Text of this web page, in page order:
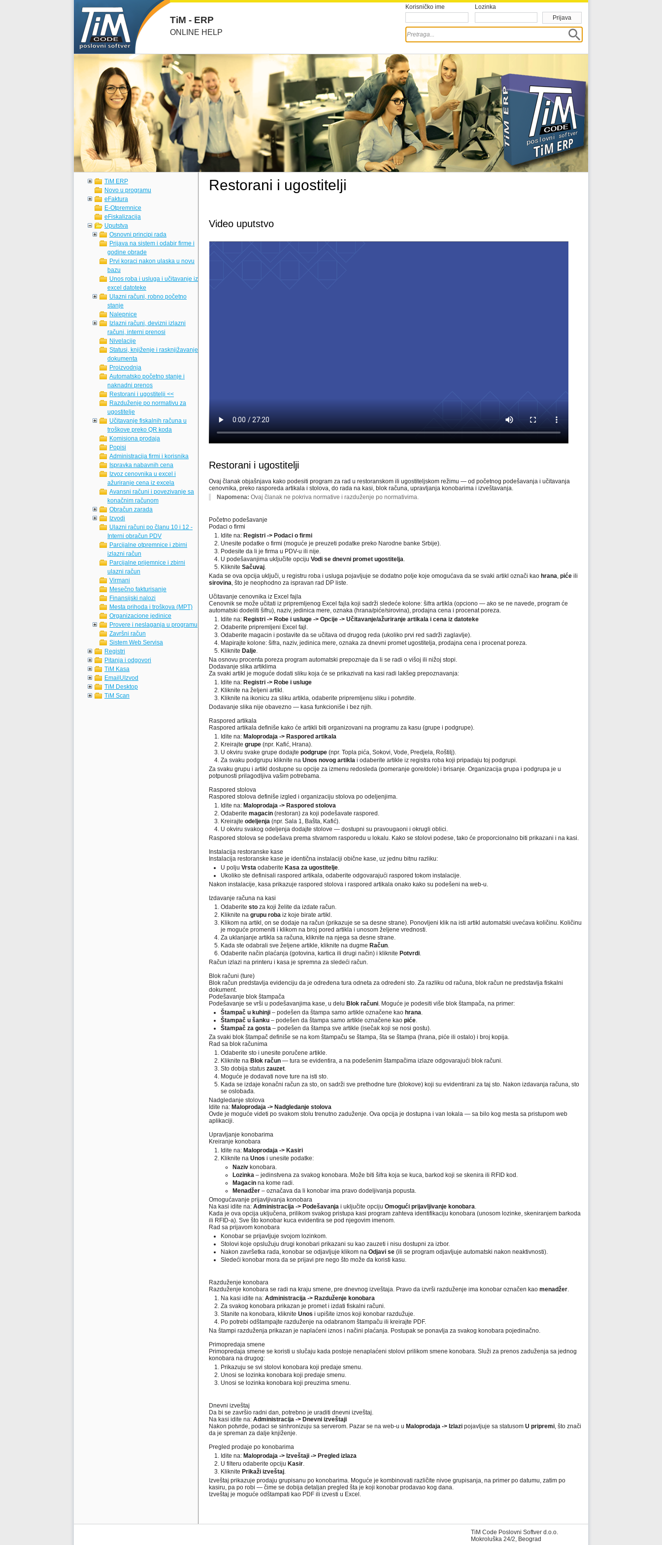
Korisničko ime Lozinka
TiM - ERP Prijava
ONLINE HELP
TiM ERP
Novo u programu
eFaktura
E-Otpremnice
eFiskalizacija
Uputstva
Osnovni principi rada
Prijava na sistem i odabir firme i
godine obrade
Prvi koraci nakon ulaska u novu
bazu
Unos roba i usluga i učitavanje iz
excel datoteke
Ulazni računi, robno početno
stanje
Nalepnice
Izlazni računi, devizni izlazni
računi, interni prenosi
Nivelacije
Statusi, knjiženje i rasknjižavanje
dokumenta
Proizvodnja
Automatsko početno stanje i
naknadni prenos
Restorani i ugostitelji <<
Razduženje po normativu za
ugostitelje
Učitavanje fiskalnih računa u
troškove preko QR koda
Komisiona prodaja
Popisi
Administracija firmi i korisnika
Ispravka nabavnih cena
Izvoz cenovnika u excel i
ažuriranje cena iz excela
Avansni računi i povezivanje sa
konačnim računom
Obračun zarada
Izvodi
Ulazni računi po članu 10 i 12 -
Interni obračun PDV
Parcijalne otpremnice i zbirni
izlazni račun
Parcijalne prijemnice i zbirni
ulazni račun
Virmani
Mesečno fakturisanje
Finansijski nalozi
Mesta prihoda i troškova (MPT)
Organizacione jedinice
Provere i neslaganja u programu
Završni račun
Sistem Web Servisa
Registri
Pitanja i odgovori
TiM Kasa
EmailUIzvod
TiM Desktop
TiM Scan
Restorani i ugostitelji
Video uputstvo
Restorani i ugostitelji
Ovaj članak objašnjava kako podesiti program za rad u restoranskom ili ugostiteljskom režimu — od početnog podešavanja i učitavanja
cenovnika, preko rasporeda artikala i stolova, do rada na kasi, blok računa, upravljanja konobarima i izveštavanja.
Napomena: Ovaj članak ne pokriva normative i razduženje po normativima.
Početno podešavanje
Podaci o firmi
Idite na: Registri -> Podaci o firmi
Unesite podatke o firmi (moguće je preuzeti podatke preko Narodne banke Srbije).
Podesite da li je firma u PDV-u ili nije.
U podešavanjima uključite opciju Vodi se dnevni promet ugostitelja.
Kliknite Sačuvaj.
Kada se ova opcija uključi, u registru roba i usluga pojavljuje se dodatno polje koje omogućava da se svaki artikl označi kao hrana, piće ili
sirovina, što je neophodno za ispravan rad DP liste.
Učitavanje cenovnika iz Excel fajla
Cenovnik se može učitati iz pripremljenog Excel fajla koji sadrži sledeće kolone: šifra artikla (opciono — ako se ne navede, program će
automatski dodeliti šifru), naziv, jedinica mere, oznaka (hrana/piće/sirovina), prodajna cena i procenat poreza.
Idite na: Registri -> Robe i usluge -> Opcije -> Učitavanje/ažuriranje artikala i cena iz datoteke
Odaberite pripremljeni Excel fajl.
Odaberite magacin i postavite da se učitava od drugog reda (ukoliko prvi red sadrži zaglavlje).
Mapirajte kolone: šifra, naziv, jedinica mere, oznaka za dnevni promet ugostitelja, prodajna cena i procenat poreza.
Kliknite Dalje.
Na osnovu procenta poreza program automatski prepoznaje da li se radi o višoj ili nižoj stopi.
Dodavanje slika artiklima
Za svaki artikl je moguće dodati sliku koja će se prikazivati na kasi radi lakšeg prepoznavanja:
Idite na: Registri -> Robe i usluge
Kliknite na željeni artikl.
Kliknite na ikonicu za sliku artikla, odaberite pripremljenu sliku i potvrdite.
Dodavanje slika nije obavezno — kasa funkcioniše i bez njih.
Raspored artikala
Raspored artikala definiše kako će artikli biti organizovani na programu za kasu (grupe i podgrupe).
Idite na: Maloprodaja -> Raspored artikala
Kreirajte grupe (npr. Kafić, Hrana).
U okviru svake grupe dodajte podgrupe (npr. Topla pića, Sokovi, Vode, Predjela, Roštilj).
Za svaku podgrupu kliknite na Unos novog artikla i odaberite artikle iz registra roba koji pripadaju toj podgrupi.
Za svaku grupu i artikl dostupne su opcije za izmenu redosleda (pomeranje gore/dole) i brisanje. Organizacija grupa i podgrupa je u
potpunosti prilagodljiva vašim potrebama.
Raspored stolova
Raspored stolova definiše izgled i organizaciju stolova po odeljenjima.
Idite na: Maloprodaja -> Raspored stolova
Odaberite magacin (restoran) za koji podešavate raspored.
Kreirajte odeljenja (npr. Sala 1, Bašta, Kafić).
U okviru svakog odeljenja dodajte stolove — dostupni su pravougaoni i okrugli oblici.
Raspored stolova se podešava prema stvarnom rasporedu u lokalu. Kako se stolovi podese, tako će proporcionalno biti prikazani i na kasi.
Instalacija restoranske kase
Instalacija restoranske kase je identična instalaciji obične kase, uz jednu bitnu razliku:
U polju Vrsta odaberite Kasa za ugostitelje.
Ukoliko ste definisali raspored artikala, odaberite odgovarajući raspored tokom instalacije.
Nakon instalacije, kasa prikazuje raspored stolova i raspored artikala onako kako su podešeni na web-u.
Izdavanje računa na kasi
Odaberite sto za koji želite da izdate račun.
Kliknite na grupu roba iz koje birate artikl.
Klikom na artikl, on se dodaje na račun (prikazuje se sa desne strane). Ponovljeni klik na isti artikl automatski uvećava količinu. Količinu
je moguće promeniti i klikom na broj pored artikla i unosom željene vrednosti.
Za uklanjanje artikla sa računa, kliknite na njega sa desne strane.
Kada ste odabrali sve željene artikle, kliknite na dugme Račun.
Odaberite način plaćanja (gotovina, kartica ili drugi način) i kliknite Potvrdi.
Račun izlazi na printeru i kasa je spremna za sledeći račun.
Blok računi (ture)
Blok račun predstavlja evidenciju da je određena tura odneta za određeni sto. Za razliku od računa, blok račun ne predstavlja fiskalni
dokument.
Podešavanje blok štampača
Podešavanje se vrši u podešavanjima kase, u delu Blok računi. Moguće je podesiti više blok štampača, na primer:
Štampač u kuhinji – podešen da štampa samo artikle označene kao hrana.
Štampač u šanku – podešen da štampa samo artikle označene kao piće.
Štampač za gosta – podešen da štampa sve artikle (isečak koji se nosi gostu).
Za svaki blok štampač definiše se na kom štampaču se štampa, šta se štampa (hrana, piće ili ostalo) i broj kopija.
Rad sa blok računima
Odaberite sto i unesite poručene artikle.
Kliknite na Blok račun — tura se evidentira, a na podešenim štampačima izlaze odgovarajući blok računi.
Sto dobija status zauzet.
Moguće je dodavati nove ture na isti sto.
Kada se izdaje konačni račun za sto, on sadrži sve prethodne ture (blokove) koji su evidentirani za taj sto. Nakon izdavanja računa, sto
se oslobađa.
Nadgledanje stolova
Idite na: Maloprodaja -> Nadgledanje stolova
Ovde je moguće videti po svakom stolu trenutno zaduženje. Ova opcija je dostupna i van lokala — sa bilo kog mesta sa pristupom web
aplikaciji.
Upravljanje konobarima
Kreiranje konobara
Idite na: Maloprodaja -> Kasiri
Kliknite na Unos i unesite podatke:
Naziv konobara.
Lozinka – jedinstvena za svakog konobara. Može biti šifra koja se kuca, barkod koji se skenira ili RFID kod.
Magacin na kome radi.
Menadžer – označava da li konobar ima pravo dodeljivanja popusta.
Omogućavanje prijavljivanja konobara
Na kasi idite na: Administracija -> Podešavanja i uključite opciju Omogući prijavljivanje konobara.
Kada je ova opcija uključena, prilikom svakog pristupa kasi program zahteva identifikaciju konobara (unosom lozinke, skeniranjem barkoda
ili RFID-a). Sve što konobar kuca evidentira se pod njegovim imenom.
Rad sa prijavom konobara
Konobar se prijavljuje svojom lozinkom.
Stolovi koje opslužuju drugi konobari prikazani su kao zauzeti i nisu dostupni za izbor.
Nakon završetka rada, konobar se odjavljuje klikom na Odjavi se (ili se program odjavljuje automatski nakon neaktivnosti).
Sledeći konobar mora da se prijavi pre nego što može da koristi kasu.
Razduženje konobara
Razduženje konobara se radi na kraju smene, pre dnevnog izveštaja. Pravo da izvrši razduženje ima konobar označen kao menadžer.
Na kasi idite na: Administracija -> Razduženje konobara
Za svakog konobara prikazan je promet i izdati fiskalni računi.
Stanite na konobara, kliknite Unos i upišite iznos koji konobar razdužuje.
Po potrebi odštampajte razduženje na odabranom štampaču ili kreirajte PDF.
Na štampi razduženja prikazan je naplaćeni iznos i načini plaćanja. Postupak se ponavlja za svakog konobara pojedinačno.
Primopredaja smene
Primopredaja smene se koristi u slučaju kada postoje nenaplaćeni stolovi prilikom smene konobara. Služi za prenos zaduženja sa jednog
konobara na drugog:
Prikazuju se svi stolovi konobara koji predaje smenu.
Unosi se lozinka konobara koji predaje smenu.
Unosi se lozinka konobara koji preuzima smenu.
Dnevni izveštaj
Da bi se završio radni dan, potrebno je uraditi dnevni izveštaj.
Na kasi idite na: Administracija -> Dnevni izveštaji
Nakon potvrde, podaci se sinhronizuju sa serverom. Pazar se na web-u u Maloprodaja -> Izlazi pojavljuje sa statusom U pripremi, što znači
da je spreman za dalje knjiženje.
Pregled prodaje po konobarima
Idite na: Maloprodaja -> Izveštaji -> Pregled izlaza
U filteru odaberite opciju Kasir.
Kliknite Prikaži izveštaj.
Izveštaj prikazuje prodaju grupisanu po konobarima. Moguće je kombinovati različite nivoe grupisanja, na primer po datumu, zatim po
kasiru, pa po robi — čime se dobija detaljan pregled šta je koji konobar prodavao kog dana.
Izveštaj je moguće odštampati kao PDF ili izvesti u Excel.
TiM Code Poslovni Softver d.o.o.
Mokroluška 24/2, Beograd